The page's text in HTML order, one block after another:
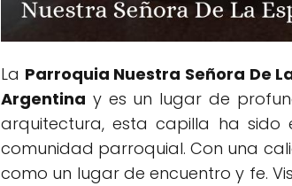
La Parroquia Nuestra Señora De
Argentina y es un lugar de
arquitectura, esta capilla ha sido
comunidad parroquial. Con una
como un lugar de encuentro y fe.